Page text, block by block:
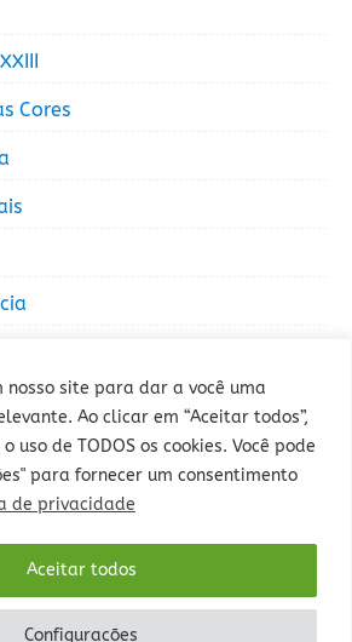
nosso site para dar a você uma
Ao clicar em “Aceitar todos”,
uso de TODOS os cookies. Você pode
para fornecer um consentimento
de privacidade
Configurações
Aceitar todos
Cores
- Bairro Santa Tereza, Porto Alegre - RS -